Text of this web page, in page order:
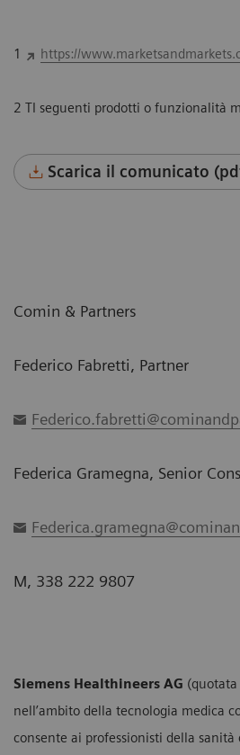
1 https://
2 TI seguenti prodotti o funzionalità
Scarica il comunicato
Comin & Partners
Federico Fabretti, Partner
Federica Gramegna, Senior
M, 338 222 9807
Siemens Healthineers AG
nell’ambito della tecnologia medica
consente ai professionisti della